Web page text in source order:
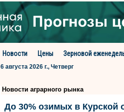
Новости Цены Зерновой
6 августа 2026 г., Четверг
Новости аграрного рынка
До 30% озимых в Курской